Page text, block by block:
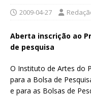
2009-04-27
Aberta inscrição ao
de pesquisa
O Instituto de Artes do
para a Bolsa de
e para as Bolsas de